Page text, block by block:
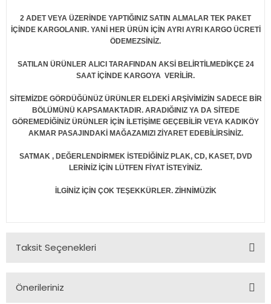
2 ADET VEYA ÜZERİNDE YAPTIĞINIZ SATIN ALMALAR TEK PAKET
İÇİNDE KARGOLANIR. YANİ HER ÜRÜN İÇİN AYRI AYRI KARGO ÜCRETİ
ÖDEMEZSİNİZ.
SATILAN ÜRÜNLER ALICI TARAFINDAN AKSİ BELİRTİLMEDİKÇE 24
SAAT İÇİNDE KARGOYA VERİLİR.
SİTEMİZDE GÖRDÜĞÜNÜZ ÜRÜNLER ELDEKİ ARŞİVİMİZİN SADECE BİR
BÖLÜMÜNÜ KAPSAMAKTADIR. ARADIĞINIZ YA DA SİTEDE
GÖREMEDİĞİNİZ ÜRÜNLER İÇİN İLETİŞİME GEÇEBİLİR VEYA KADIKÖY
AKMAR PASAJINDAKİ MAĞAZAMIZI ZİYARET EDEBİLİRSİNİZ.
SATMAK , DEĞERLENDİRMEK İSTEDİĞİNİZ PLAK, CD, KASET, DVD
LERİNİZ İÇİN LÜTFEN FİYAT İSTEYİNİZ.
İLGİNİZ İÇİN ÇOK TEŞEKKÜRLER. ZİHNİMÜZİK
Taksit Seçenekleri
Önerileriniz